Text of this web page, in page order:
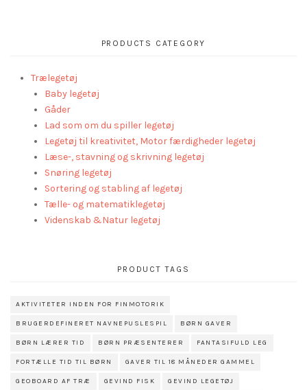
PRODUCTS CATEGORY
Trælegetøj
Baby legetøj
Gåder
Lad som om du spiller legetøj
Legetøj til kreativitet, Motor færdigheder legetøj
Læse-, stavning og skrivning legetøj
Snøring legetøj
Sortering og stabling af legetøj
Tælle- og matematiklegetøj
Videnskab &Natur legetøj
PRODUCT TAGS
AKTIVITETER INDEN FOR FINMOTORIK
BRUGERDEFINERET NAVNEPUSLESPIL BØRN GAVER
BØRN LÆRER TID BØRN PRÆSENTERER FANTASIFULD LEG
FORTÆLLE TID TIL BØRN GAVER TIL 18 MÅNEDER GAMMEL
GEOBOARD AF TRÆ GEVIND FISK GEVIND LEGETØJ